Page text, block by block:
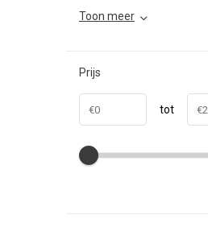
Toon meer
Prijs
tot